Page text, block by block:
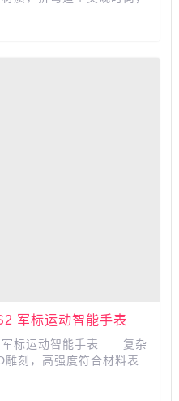
军标运动智能手表
标运动智能手表 复杂
刻，高强度符合材料表
产品参数： 证书编